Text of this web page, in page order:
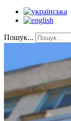
Пошук...